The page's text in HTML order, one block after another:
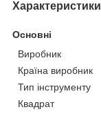
Характеристики
Основні
Виробник
Країна виробник
Тип інструменту
Квадрат